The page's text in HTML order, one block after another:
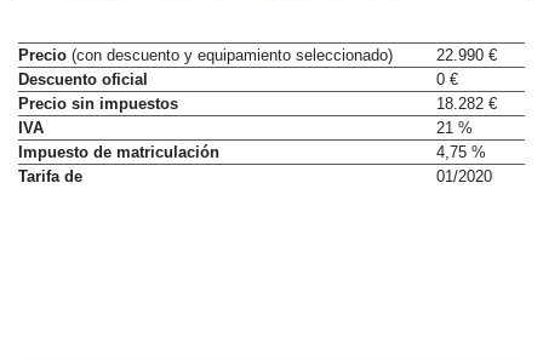
Precio (con descuento y equipamiento seleccionado)
22.990 €
Descuento oficial
0 €
Precio sin impuestos
18.282 €
IVA
21 %
Impuesto de matriculación
4,75 %
Tarifa de
01/2020